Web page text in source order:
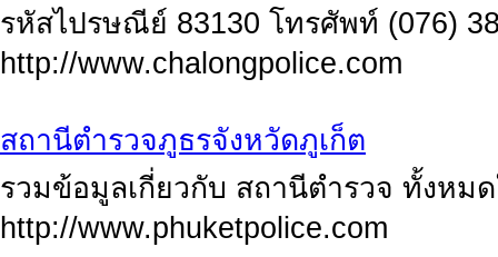
รหัสไปรษณีย์ 83130 โทรศัพท์ (076)
http://www.chalongpolice.com
สถานีตำรวจภูธรจังหวัดภูเก็ต
รวมข้อมูลเกี่ยวกับ สถานีตำรวจ ทั้งหม
http://www.phuketpolice.com